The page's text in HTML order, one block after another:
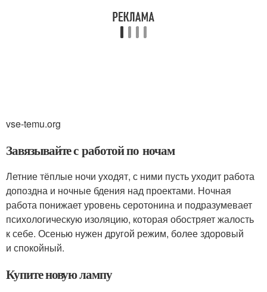
vse-temu.org
Завязывайте с работой по ночам
Летние тёплые ночи уходят, с ними пусть уходит работа
допоздна и ночные бдения над проектами. Ночная
работа понижает уровень серотонина и подразумевает
психологическую изоляцию, которая обостряет жалость
к себе. Осенью нужен другой режим, более здоровый
и спокойный.
Купите новую лампу